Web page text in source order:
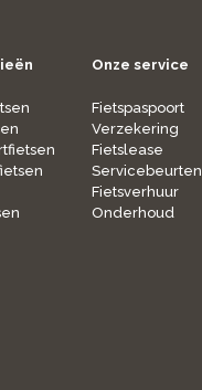
Onze service
Fietspaspoort
Verzekering
Fietslease
Servicebeurten
Fietsverhuur
Onderhoud